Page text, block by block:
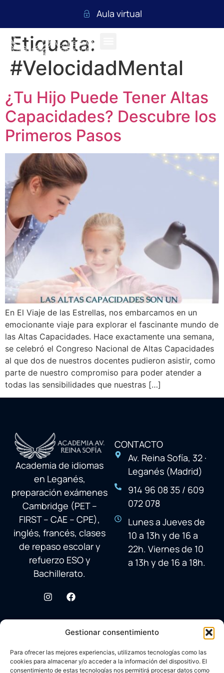
Gestionar consentimiento
Para ofrecer las mejores experiencias, utilizamos tecnologías como las
cookies para almacenar y/o acceder a la información del dispositivo. El
consentimiento de estas tecnologías nos permitirá procesar datos como
Aula virtual
Etiqueta:
#VelocidadMental
¿Tu Hijo Puede Tener Altas
Capacidades? Descubre los
Primeros Pasos
En El Viaje de las Estrellas, nos embarcamos en un
emocionante viaje para explorar el fascinante mundo de
las Altas Capacidades. Hace exactamente una semana,
se celebró el Congreso Nacional de Altas Capacidades
al que dos de nuestros docentes pudieron asistir, como
parte de nuestro compromiso para poder atender a
todas las sensibilidades que nuestras […]
Academia de idiomas
en Leganés,
preparación exámenes
Cambridge (PET –
FIRST – CAE – CPE),
inglés, francés, clases
de repaso escolar y
refuerzo ESO y
Bachillerato.
CONTACTO
Av. Reina Sofía, 32 ·
Leganés (Madrid)
914 96 08 35 / 609
072 078
Lunes a Jueves de
10 a 13h y de 16 a
22h. Viernes de 10
a 13h y de 16 a 18h.